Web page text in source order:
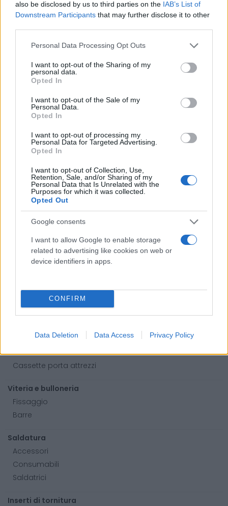
also be disclosed by us to third parties on the IAB’s List of
Downstream Participants that may further disclose it to other
Please note that this website/app uses one or more Google
not limited to your visit or usage behaviour. You may click to
grant or deny consent to Google and its third-party tags to
use your data for below specified purposes in below Google
consent section.
Personal Data Processing Opt Outs
I want to opt-out of the Sharing of my
personal data.
Opted In
I want to opt-out of the Sale of my
Personal Data.
Opted In
I want to opt-out of processing my
Personal Data for Targeted Advertising.
Opted In
I want to opt-out of Collection, Use,
Retention, Sale, and/or Sharing of my
Personal Data that Is Unrelated with the
Purposes for which it was collected.
Opted Out
Google consents
I want to allow Google to enable storage
related to advertising like cookies on web or
device identifiers in apps.
CONFIRM
Data Deletion Data Access Privacy Policy
Categorie
I prodotti abrasivi
Antincendio
Estintori
Valige pronto soccorso
Antinfortunistica
Calzature
Abbigliamento
Sicurezza, Protezione
Abbigliamento alta visibilità
Prodotti chimici
Adblue
Bombolette spray
Detergente mani
Grasso
Paste
Utensili elettrici
Utensili manuali
Cassette porta attrezzi
Viteria e bulloneria
Fissaggio
Barre
Saldatura
Accessori
Consumabili
Saldatrici
Inserti di tornitura